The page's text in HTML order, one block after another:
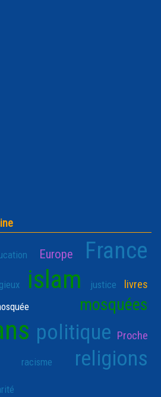
Europe France
islam justice livres
mosquées
politique Proche
racisme religions